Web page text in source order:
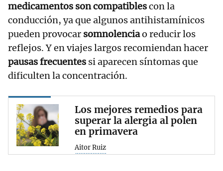
medicamentos son compatiblescon la
conducción, ya que algunos antihistamínicos
pueden provocar somnolenciao reducir los
reflejos. Y en viajes largos recomiendan hacer
pausas frecuentes si aparecen síntomas que
dificulten la concentración.
Los mejores remedios para
superar la alergia al polen
en primavera
Aitor Ruiz